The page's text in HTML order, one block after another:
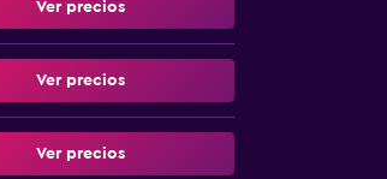
Ver precios
Ver precios
Ver precios